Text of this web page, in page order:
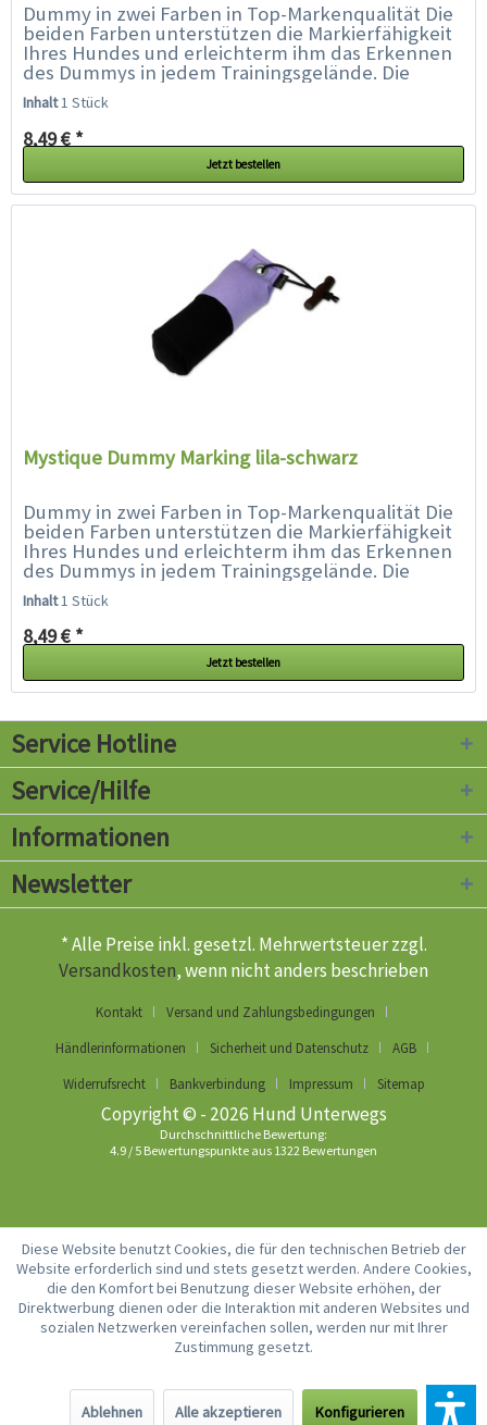
Dummy in zwei Farben in Top-Markenqualität Die
beiden Farben unterstützen die Markierfähigkeit
Ihres Hundes und erleichterm ihm das Erkennen
des Dummys in jedem Trainingsgelände. Die
spezielle Füllung und...
Inhalt1 Stück
8,49 € *
Jetzt bestellen
Mystique Dummy Marking lila-schwarz
Dummy in zwei Farben in Top-Markenqualität Die
beiden Farben unterstützen die Markierfähigkeit
Ihres Hundes und erleichterm ihm das Erkennen
des Dummys in jedem Trainingsgelände. Die
spezielle Füllung und...
Inhalt1 Stück
8,49 € *
Jetzt bestellen
Service Hotline
Service/Hilfe
Informationen
Newsletter
* Alle Preise inkl. gesetzl. Mehrwertsteuer zzgl.
Versandkosten, wenn nicht anders beschrieben
Kontakt
Versand und Zahlungsbedingungen
Händlerinformationen
Sicherheit und Datenschutz
AGB
Widerrufsrecht
Bankverbindung Impressum Sitemap
Copyright © - 2026 Hund Unterwegs
Durchschnittliche Bewertung:
4.9 / 5 Bewertungspunkte aus 1322 Bewertungen
Diese Website benutzt Cookies, die für den technischen Betrieb der
Website erforderlich sind und stets gesetzt werden. Andere Cookies,
die den Komfort bei Benutzung dieser Website erhöhen, der
Direktwerbung dienen oder die Interaktion mit anderen Websites und
sozialen Netzwerken vereinfachen sollen, werden nur mit Ihrer
Zustimmung gesetzt.
Ablehnen Alle akzeptieren Konfigurieren